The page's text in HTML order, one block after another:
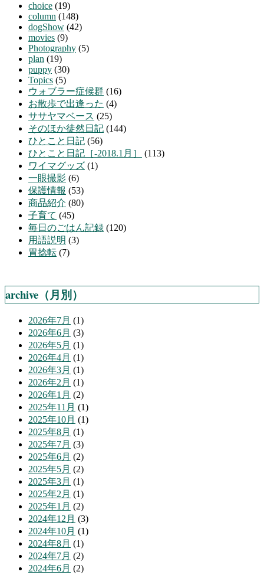
choice (19)
column (148)
dogShow (42)
movies (9)
Photography (5)
plan (19)
puppy (30)
Topics (5)
ウォブラー症候群 (16)
お散歩で出逢った (4)
ササヤマベース (25)
そのほか徒然日記 (144)
ひとこと日記 (56)
ひとこと日記［-2018.1月］
(113)
ワイマグッズ (1)
一眼撮影 (6)
保護情報 (53)
商品紹介 (80)
子育て (45)
毎日のごはん記録 (120)
用語説明 (3)
胃捻転 (7)
archive（月別）
2026年7月 (1)
2026年6月 (3)
2026年5月 (1)
2026年4月 (1)
2026年3月 (1)
2026年2月 (1)
2026年1月 (2)
2025年11月 (1)
2025年10月 (1)
2025年8月 (1)
2025年7月 (3)
2025年6月 (2)
2025年5月 (2)
2025年3月 (1)
2025年2月 (1)
2025年1月 (2)
2024年12月 (3)
2024年10月 (1)
2024年8月 (1)
2024年7月 (2)
2024年6月 (2)